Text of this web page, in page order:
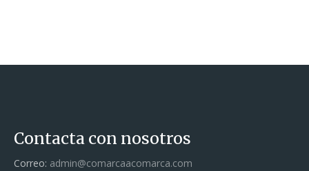
Contacta con nosotros
Correo: admin@comarcaacomarca.com